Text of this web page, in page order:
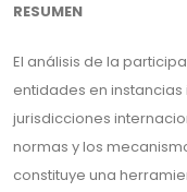
RESUMEN
El análisis de la
entidades en
jurisdicciones
normas y los
constituye una